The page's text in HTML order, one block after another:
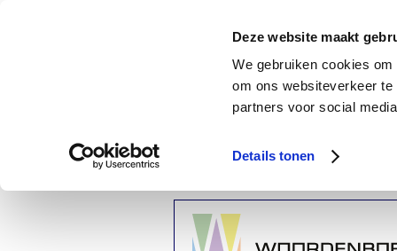
Deze website maakt
We gebruiken cookies
om ons websiteverkeer
partners voor social
Details tonen